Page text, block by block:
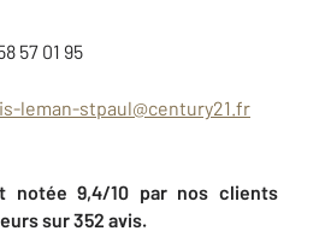
57 01 95
leman-stpaul@century21.fr
notée 9,4/10 par nos clients
sur 352 avis.